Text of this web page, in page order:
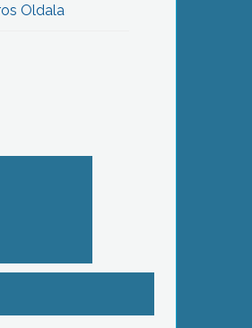
Oldala